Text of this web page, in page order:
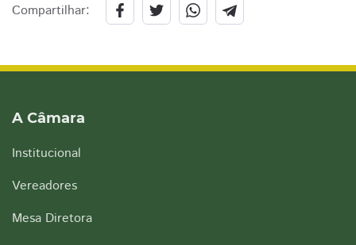
Compartilhar:
A Câmara
Institucional
Vereadores
Mesa Diretora